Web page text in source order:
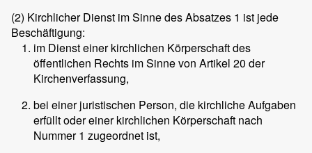
(2) Kirchlicher Dienst im Sinne des Absatzes 1 ist jede
Beschäftigung:
im Dienst einer kirchlichen Körperschaft des
öffentlichen Rechts im Sinne von Artikel 20 der
Kirchenverfassung,
bei einer juristischen Person, die kirchliche Aufgaben
erfüllt oder einer kirchlichen Körperschaft nach
Nummer 1 zugeordnet ist,